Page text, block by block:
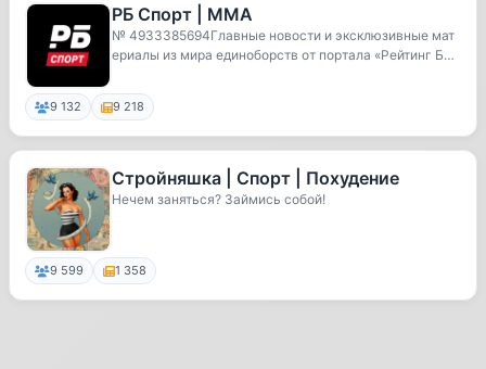
РБ Спорт | MMA
№ 4933385694Главные новости и эксклюзивные мат
ериалы из мира единоборств от портала «Рейтинг Бук
9 132 9 218
Стройняшка | Спорт | Похудение
Нечем заняться? Займись собой!
9 599 1 358